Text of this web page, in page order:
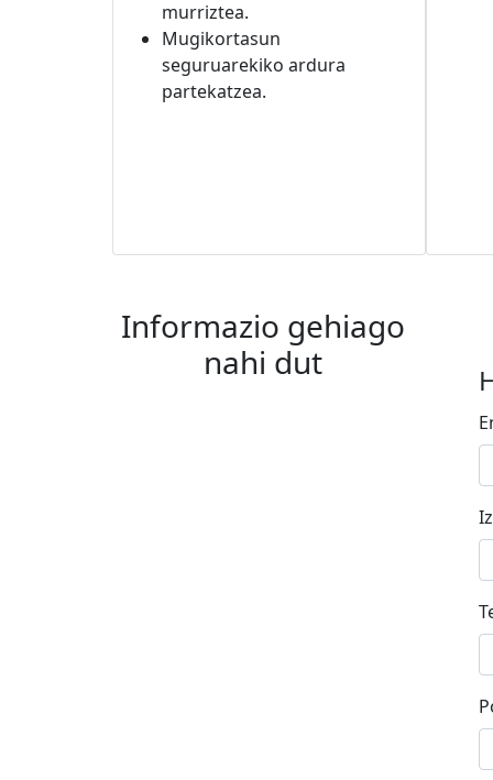
murriztea.
Mugikortasun
seguruarekiko ardura
partekatzea.
Informazio gehiago
nahi dut